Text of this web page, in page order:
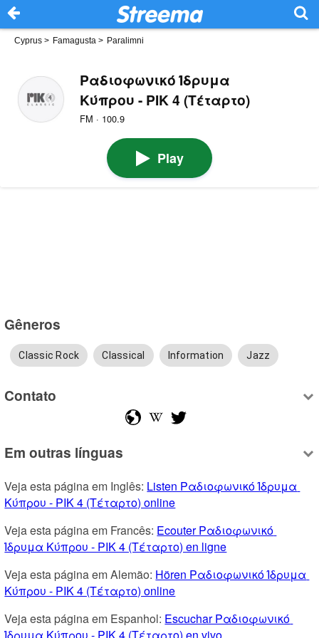
Cyprus > Famagusta > Paralimni
Ραδιοφωνικό Ίδρυμα
Κύπρου - PIK 4 (Τέταρτο)
FM · 100.9
Play
Gêneros
Classic Rock Classical Information Jazz
Contato
Em outras línguas
Veja esta página em Inglês: Listen Ραδιοφωνικό Ίδρυμα
Κύπρου - PIK 4 (Τέταρτο) online
Veja esta página em Francês: Ecouter Ραδιοφωνικό
Ίδρυμα Κύπρου - PIK 4 (Τέταρτο) en ligne
Veja esta página em Alemão: Hören Ραδιοφωνικό Ίδρυμα
Κύπρου - PIK 4 (Τέταρτο) online
Veja esta página em Espanhol: Escuchar Ραδιοφωνικό
Ίδρυμα Κύπρου - PIK 4 (Τέταρτο) en vivo